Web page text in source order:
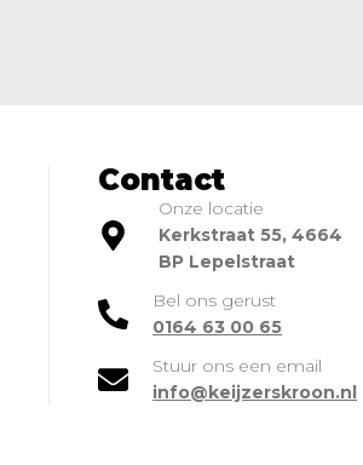
Contact
Onze locatie
Kerkstraat 55, 4664
BP Lepelstraat
Bel ons gerust
0164 63 00 65
Stuur ons een email
info@keijzerskroon.nl